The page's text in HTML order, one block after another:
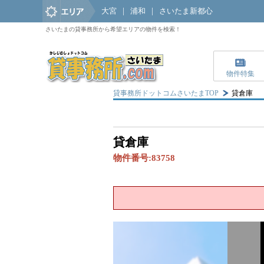
大宮 浦和 さいたま新都心
さいたまの貸事務所から希望エリアの物件を検索！
物件特集
貸事務所ドットコムさいたまTOP 貸倉庫
貸倉庫
物件番号:83758